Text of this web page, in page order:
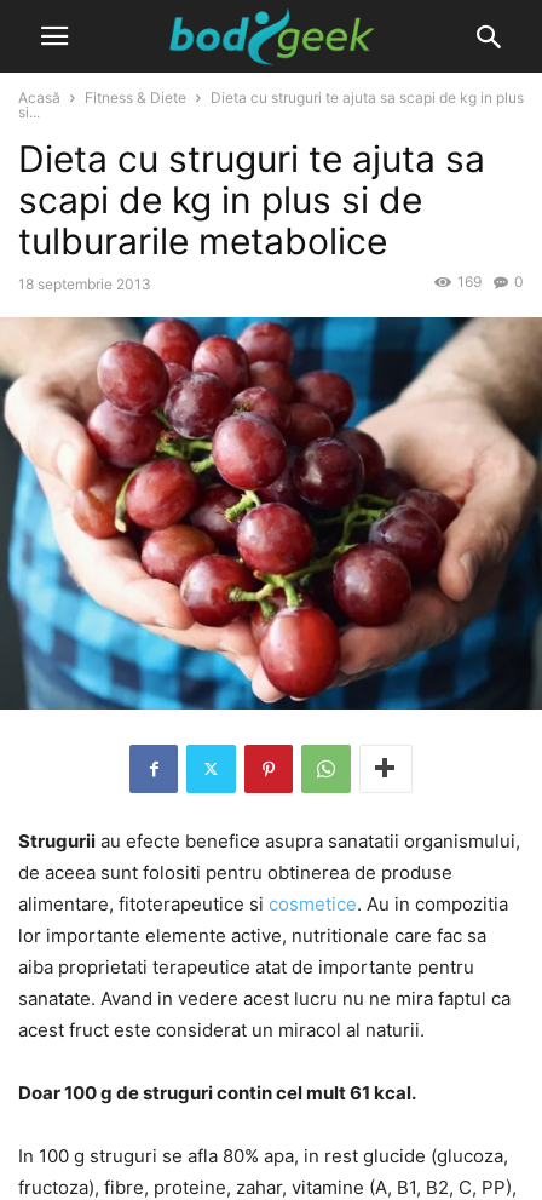
Acasă Fitness & Diete
Dieta cu struguri te ajuta sa scapi de kg in plus
si...
Dieta cu struguri te ajuta sa
scapi de kg in plus si de
tulburarile metabolice
18 septembrie 2013 0
169
Strugurii au efecte benefice asupra sanatatii organismului,
de aceea sunt folositi pentru obtinerea de produse
alimentare, fitoterapeutice si cosmetice. Au in compozitia
lor importante elemente active, nutritionale care fac sa
aiba proprietati terapeutice atat de importante pentru
sanatate. Avand in vedere acest lucru nu ne mira faptul ca
acest fruct este considerat un miracol al naturii.
Doar 100 g de struguri contin cel mult 61 kcal.
In 100 g struguri se afla 80% apa, in rest glucide (glucoza,
fructoza), fibre, proteine, zahar, vitamine (A, B1, B2, C, PP),